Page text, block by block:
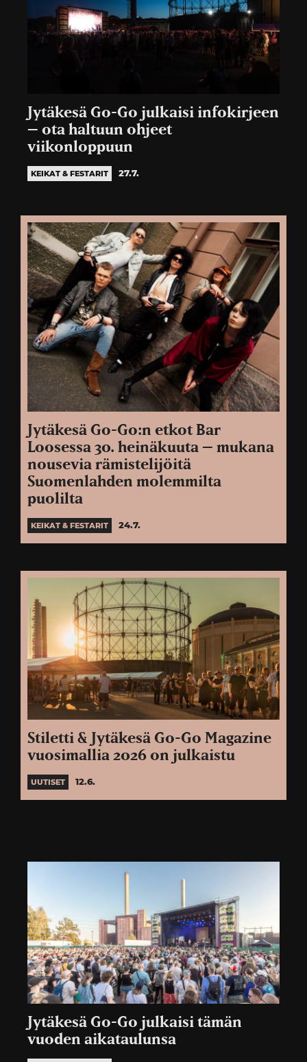
Jytäkesä Go-Go julkaisi infokirjeen
– ota haltuun ohjeet
viikonloppuun
KEIKAT & FESTARIT 27.7.
Jytäkesä Go-Go:n etkot Bar
Loosessa 30. heinäkuuta – mukana
nousevia rämistelijöitä
Suomenlahden molemmilta
puolilta
KEIKAT & FESTARIT 24.7.
Stiletti & Jytäkesä Go-Go Magazine
vuosimallia 2026 on julkaistu
UUTISET 12.6.
Jytäkesä Go-Go julkaisi tämän
vuoden aikataulunsa